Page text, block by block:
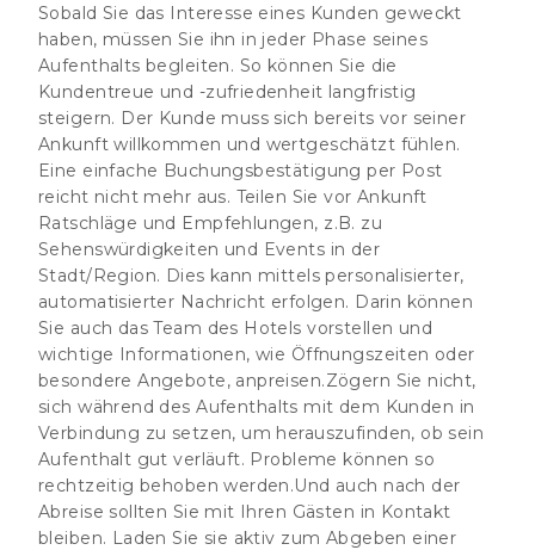
Sobald Sie das Interesse eines Kunden geweckt
haben, müssen Sie ihn in jeder Phase seines
Aufenthalts begleiten. So können Sie die
Kundentreue und -zufriedenheit langfristig
steigern. Der Kunde muss sich bereits vor seiner
Ankunft willkommen und wertgeschätzt fühlen.
Eine einfache Buchungsbestätigung per Post
reicht nicht mehr aus. Teilen Sie vor Ankunft
Ratschläge und Empfehlungen, z.B. zu
Sehenswürdigkeiten und Events in der
Stadt/Region. Dies kann mittels personalisierter,
automatisierter Nachricht erfolgen. Darin können
Sie auch das Team des Hotels vorstellen und
wichtige Informationen, wie Öffnungszeiten oder
besondere Angebote, anpreisen.Zögern Sie nicht,
sichwährend des Aufenthalts mit dem Kunden in
Verbindung zu setzen, um herauszufinden, ob sein
Aufenthalt gut verläuft. Probleme können so
rechtzeitig behoben werden.Und auch nach der
Abreise sollten Sie mit Ihren Gästen in Kontakt
bleiben. Laden Sie sie aktiv zum Abgeben einer